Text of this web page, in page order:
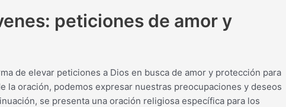
peticiones de amor y
de elevar peticiones a Dios en busca de amor y protección para
la oración, podemos expresar nuestras preocupaciones y deseos
se presenta una oración religiosa específica para los